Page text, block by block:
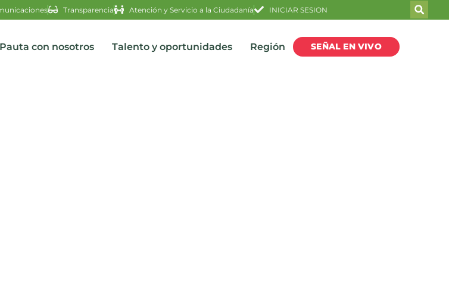
Transparencia Atención y Servicio a la Ciudadanía INICIAR SESION
Pauta con nosotros Talento y oportunidades Región SEÑAL EN VIVO